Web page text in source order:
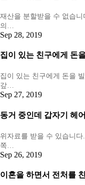
재산을 분할받을 수 없습
의…
Sep 28, 2019
집이 있는 친구에게 돈
집이 있는 친구에게 돈을
갚…
Sep 27, 2019
동거 중인데 갑자기 헤
위자료를 받을 수 있습니
쪽…
Sep 26, 2019
이혼을 하면서 전처를